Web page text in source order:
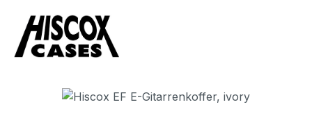
Bildergalerie überspringen